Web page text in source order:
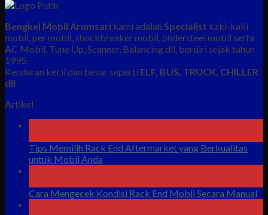
Bengkel Mobil Arumsari kami adalah Specialist kaki-kaki
mobil, per mobil, shockbreaker mobil, ondersteel mobil serta
AC Mobil, Tune Up, Scanner, Balancing dll, berdiri sejak tahun
1995.
Kendaran kecil dan besar seperti ELF, BUS, TRUCK, CHILLER
dll
Artikel
Tips Memilih Rack End Aftermarket yang Berkualitas
untuk Mobil Anda
Cara Mengecek Kondisi Rack End Mobil Secara Manual